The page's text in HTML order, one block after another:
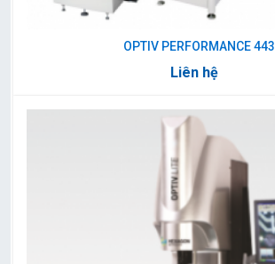
OPTIV PERFORMANCE 443
Liên hệ